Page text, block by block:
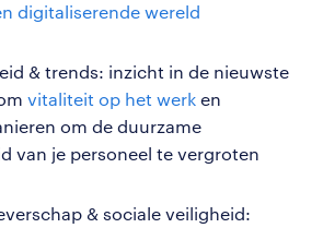
digitaliserende wereld
& trends: inzicht in de nieuwste
vitaliteit op het werk en
om de duurzame
van je personeel te vergroten
& sociale veiligheid: